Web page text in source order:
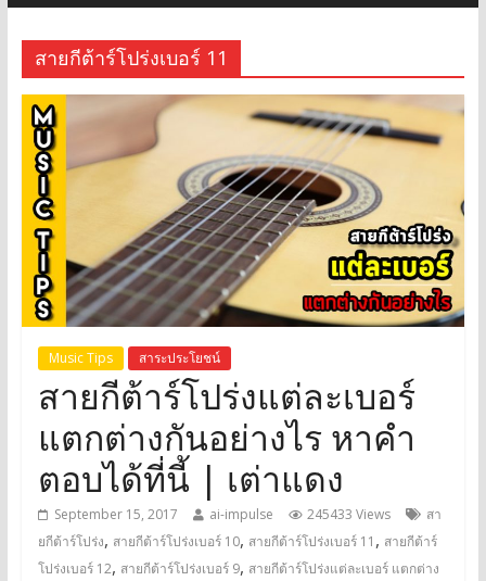
สายกีต้าร์โปร่งเบอร์ 11
Music Tips สาระประโยชน์
สายกีต้าร์โปร่งแต่ละเบอร์
แตกต่างกันอย่างไร หาคำ
ตอบได้ที่นี้ | เต่าแดง
September 15, 2017 ai-impulse 245433 Views
สา
ยกีต้าร์โปร่ง, สายกีต้าร์โปร่งเบอร์ 10, สายกีต้าร์โปร่งเบอร์ 11 , สายกีต้าร์
โปร่งเบอร์ 12, สายกีต้าร์โปร่งเบอร์ 9, สายกีต้าร์โปร่งแต่ละเบอร์ แตกต่าง